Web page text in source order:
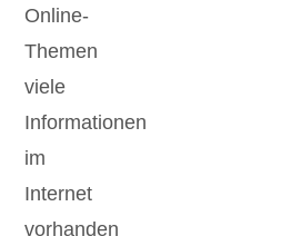
Online-
Themen
viele
Informationen
im
Internet
vorhanden